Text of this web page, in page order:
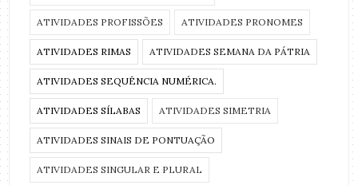
ATIVIDADES PROFISSÕES ATIVIDADES PRONOMES
ATIVIDADES RIMAS ATIVIDADES SEMANA DA PÁTRIA
ATIVIDADES SEQUÊNCIA NUMÉRICA.
ATIVIDADES SÍLABAS ATIVIDADES SIMETRIA
ATIVIDADES SINAIS DE PONTUAÇÃO
ATIVIDADES SINGULAR E PLURAL